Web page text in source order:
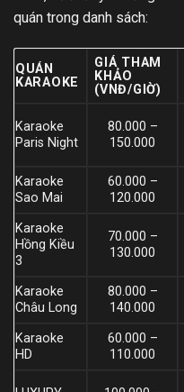
quán trong danh sách:
QUÁN
KARAOKE
GIÁ THAM
KHẢO
(VNĐ/GIỜ)
Karaoke
Paris Night
80.000 –
150.000
Karaoke
Sao Mai
60.000 –
120.000
Karaoke
Hồng Kiều
3
70.000 –
130.000
Karaoke
Châu Long
80.000 –
140.000
Karaoke
HD
60.000 –
110.000